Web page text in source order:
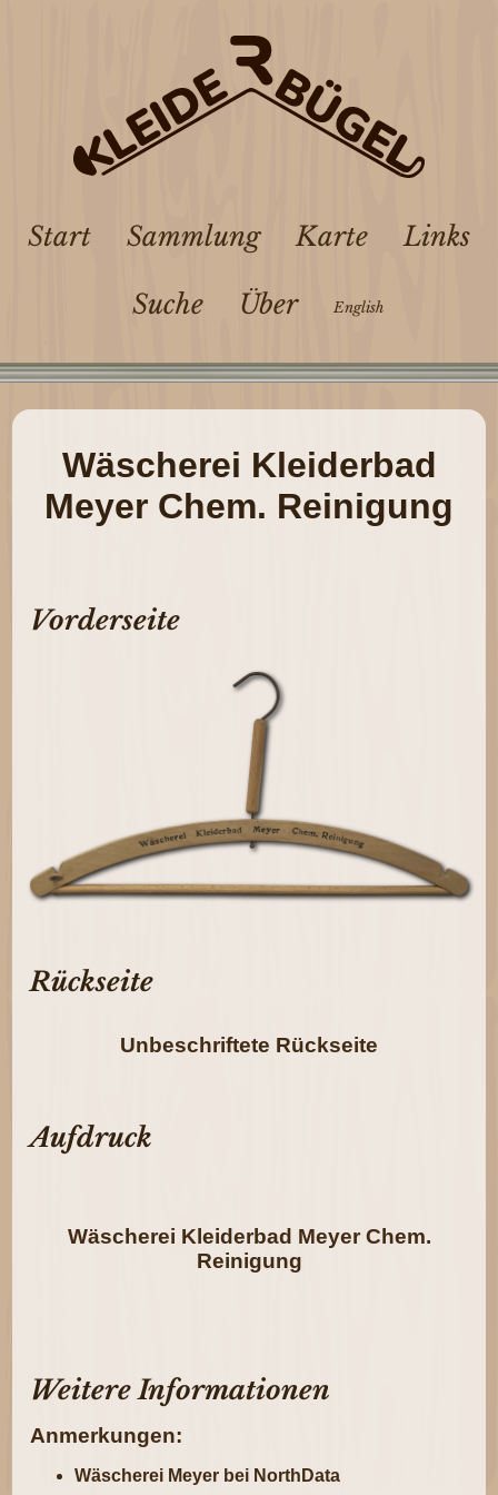
Start Sammlung Karte Links
Suche Über English
Wäscherei Kleiderbad
Meyer Chem. Reinigung
Vorderseite
Rückseite
Unbeschriftete Rückseite
Aufdruck
Wäscherei Kleiderbad Meyer Chem.
Reinigung
Weitere Informationen
Anmerkungen:
Wäscherei Meyer bei NorthData